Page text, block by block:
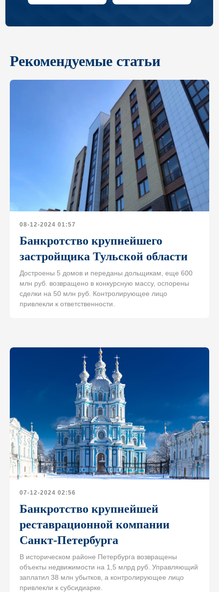
Рекомендуемые статьи
08-12-2024 01:57
Банкротство крупнейшего
застройщика Тульской области
Достроены 5 домов и переданы дольщикам, еще 600
млн руб. возвращено в конкурсную массу, оспорены
сделки на 50 млн руб. Контролирующее лицо
привлекли к ответственности.
07-12-2024 02:56
Банкротство крупнейшей
реставрационной компании
Санкт-Петербурга
В историческом районе Петербурга возвращены
объекты недвижимости на 1,5 млрд руб. Управляющий
заплатил 38 млн убытков, а контролирующее лицо
привлекли к субсидиарке.